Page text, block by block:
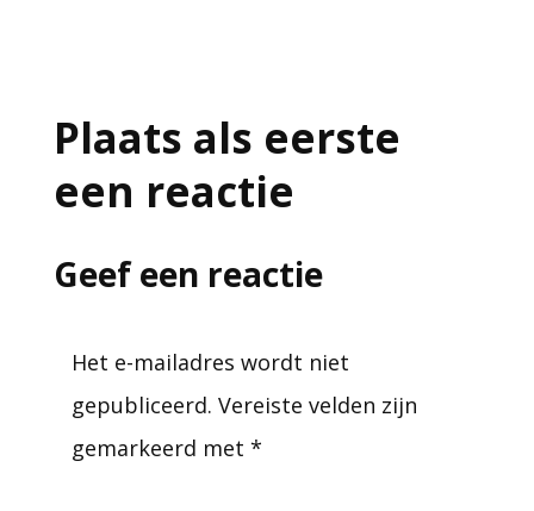
Plaats als eerste
een reactie
Geef een reactie
Het e-mailadres wordt niet
gepubliceerd. Vereiste velden zijn
gemarkeerd met *